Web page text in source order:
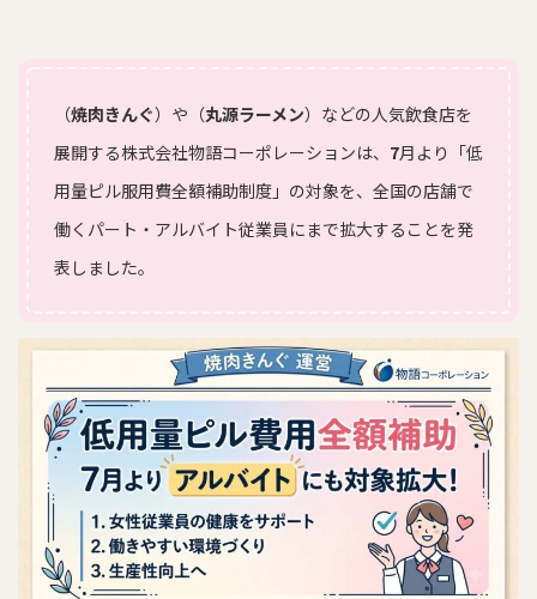
（焼肉きんぐ）や（丸源ラーメン）などの人気飲食店を
展開する株式会社物語コーポレーションは、 7月より「低
用量ピル服用費全額補助制度」の対象を、全国の店舗で
働くパート・アルバイト従業員にまで拡大することを発
表しました。